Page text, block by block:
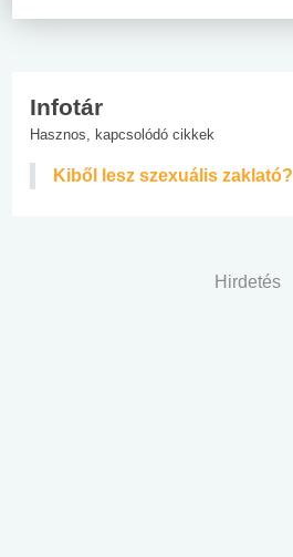
Infotár
Hasznos, kapcsolódó cikkek
Kiből lesz szexuális zaklató?
Hirdetés